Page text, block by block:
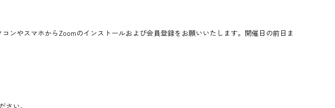
ンやスマホからZoomのインストールおよび会員登録をお願いいたします。開催日の前日ま